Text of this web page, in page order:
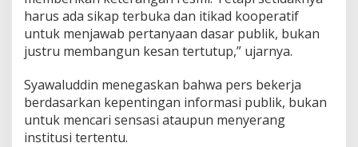
harus ada sikap terbuka dan itikad kooperatif
untuk menjawab pertanyaan dasar publik, bukan
justru membangun kesan tertutup,” ujarnya.
Syawaluddin menegaskan bahwa pers bekerja
berdasarkan kepentingan informasi publik, bukan
untuk mencari sensasi ataupun menyerang
institusi tertentu.